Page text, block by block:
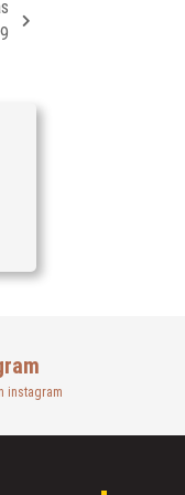
instagram